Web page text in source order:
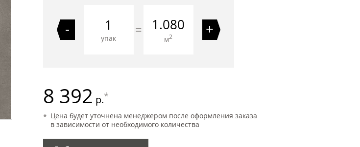
-
упак
= 1.080
м2 +
8 392 р.*
Цена будет уточнена менеджером после оформления заказа
в зависимости от необходимого количества